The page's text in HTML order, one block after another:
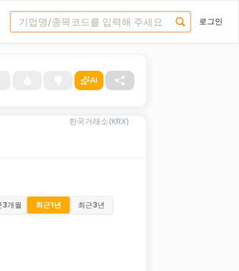
로그인
AI
한국거래소(KRX)
3개월 최근1년 최근3년